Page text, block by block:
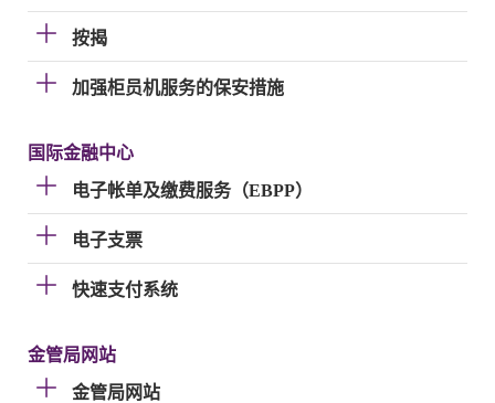
按揭
加强柜员机服务的保安措施
国际金融中心
电子帐单及缴费服务（EBPP）
电子支票
快速支付系统
金管局网站
金管局网站